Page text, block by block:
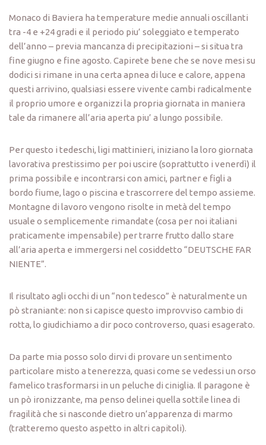
Monaco di Baviera ha temperature medie annuali oscillanti
tra -4 e +24 gradi e il periodo piu’ soleggiato e temperato
dell’anno – previa mancanza di precipitazioni – si situa tra
fine giugno e fine agosto. Capirete bene che se nove mesi su
dodici si rimane in una certa apnea di luce e calore, appena
questi arrivino, qualsiasi essere vivente cambi radicalmente
il proprio umore e organizzi la propria giornata in maniera
tale da rimanere all’aria aperta piu’ a lungo possibile.
Per questo i tedeschi, ligi mattinieri, iniziano la loro giornata
lavorativa prestissimo per poi uscire (soprattutto i venerdì) il
prima possibile e incontrarsi con amici, partner e figli a
bordo fiume, lago o piscina e trascorrere del tempo assieme.
Montagne di lavoro vengono risolte in metà del tempo
usuale o semplicemente rimandate (cosa per noi italiani
praticamente impensabile) per trarre frutto dallo stare
all’aria aperta e immergersi nel cosiddetto “DEUTSCHE FAR
NIENTE”.
Il risultato agli occhi di un “non tedesco” è naturalmente un
pò straniante: non si capisce questo improvviso cambio di
rotta, lo giudichiamo a dir poco controverso, quasi esagerato.
Da parte mia posso solo dirvi di provare un sentimento
particolare misto a tenerezza, quasi come se vedessi un orso
famelico trasformarsi in un peluche di ciniglia. Il paragone è
un pò ironizzante, ma penso delinei quella sottile linea di
fragilità che si nasconde dietro un’apparenza di marmo
(tratteremo questo aspetto in altri capitoli).